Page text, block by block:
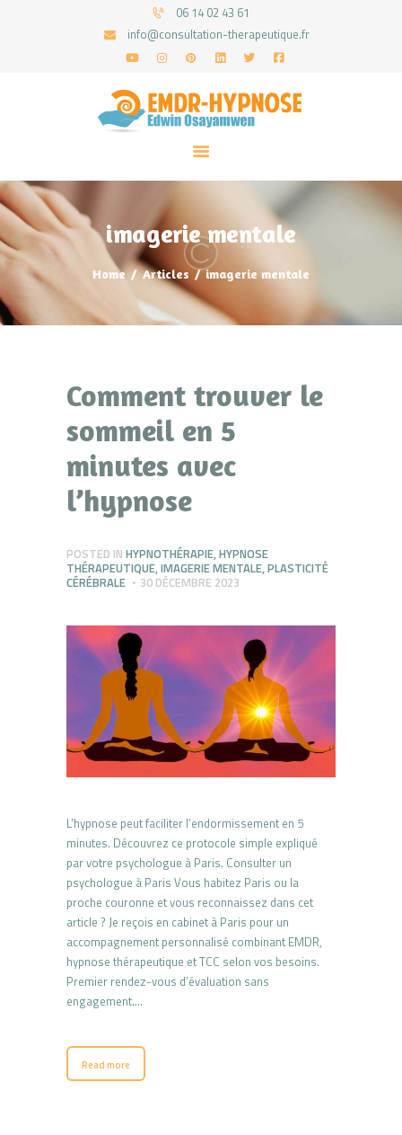
06 14 02 43 61
info@consultation-therapeutique.fr
imagerie mentale
Home Articles imagerie mentale
ACCUEIL
MON APPROCHE
ARTICLES
CONSULTATIONS
PRENEZ UN RDV
Comment trouver le
sommeil en 5
minutes avec
l’hypnose
POSTED IN HYPNOTHÉRAPIE,HYPNOSE
THÉRAPEUTIQUE,IMAGERIE MENTALE,PLASTICITÉ
CÉRÉBRALE
30 DÉCEMBRE 2023
L’hypnose peut faciliter l’endormissement en 5
minutes. Découvrez ce protocole simple expliqué
par votre psychologue à Paris. Consulter un
psychologue à Paris Vous habitez Paris ou la
proche couronne et vous reconnaissez dans cet
article ? Je reçois en cabinet à Paris pour un
accompagnement personnalisé combinant EMDR,
hypnose thérapeutique et TCC selon vos besoins.
Premier rendez-vous d’évaluation sans
engagement.…
Read more